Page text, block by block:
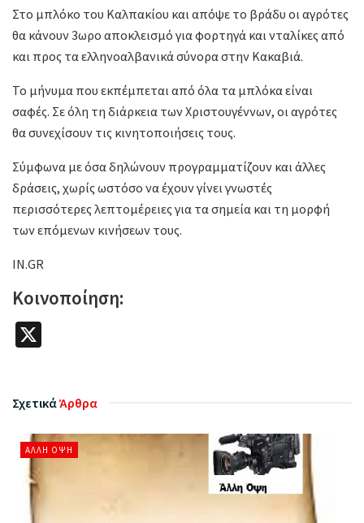
Στο μπλόκο του Καλπακίου και απόψε το βράδυ οι αγρότες
θα κάνουν 3ωρο αποκλεισμό για φορτηγά και νταλίκες από
και προς τα ελληνοαλβανικά σύνορα στην Κακαβιά.
Το μήνυμα που εκπέμπεται από όλα τα μπλόκα είναι
σαφές. Σε όλη τη διάρκεια των Χριστουγέννων, οι αγρότες
θα συνεχίσουν τις κινητοποιήσεις τους.
Σύμφωνα με όσα δηλώνουν προγραμματίζουν και άλλες
δράσεις, χωρίς ωστόσο να έχουν γίνει γνωστές
περισσότερες λεπτομέρειες για τα σημεία και τη μορφή
των επόμενων κινήσεων τους.
IN.GR
Κοινοποίηση:
ΣχετικάΆρθρα
ΆΛΛΗ ΌΨΗ